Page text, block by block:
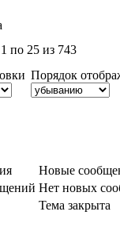
по 25 из 743
Порядок
Новые
Нет новых
Тема закрыта